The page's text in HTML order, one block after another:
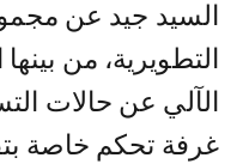
السيد جيد عن
التطويرية، من
غرفة تحكم خاصة